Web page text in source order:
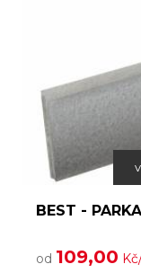
BEST -
od 109,00